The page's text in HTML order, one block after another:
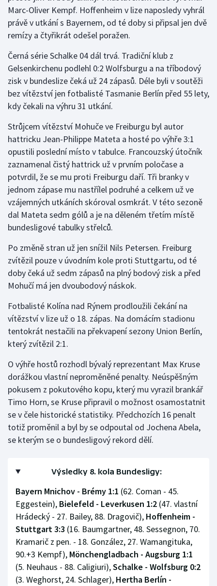
Marc-Oliver Kempf. Hoffenheim v lize naposledy vyhrál
právě v utkání s Bayernem, od té doby si připsal jen dvě
remízy a čtyřikrát odešel poražen.
Černá série Schalke 04 dál trvá. Tradiční klub z
Gelsenkirchenu podlehl 0:2 Wolfsburgu a na tříbodový
zisk v bundeslize čeká už 24 zápasů. Déle byli v soutěži
bez vítězství jen fotbalisté Tasmanie Berlín před 55 lety,
kdy čekali na výhru 31 utkání.
Strůjcem vítězství Mohuče ve Freiburgu byl autor
hattricku Jean-Philippe Mateta a hosté po výhře 3:1
opustili poslední místo v tabulce. Francouzský útočník
zaznamenal čistý hattrick už v prvním poločase a
potvrdil, že se mu proti Freiburgu daří. Tři branky v
jednom zápase mu nastřílel podruhé a celkem už ve
vzájemných utkáních skóroval osmkrát. V této sezoně
dal Mateta sedm gólů a je na děleném třetím místě
bundesligové tabulky střelců.
Po změně stran už jen snížil Nils Petersen. Freiburg
zvítězil pouze v úvodním kole proti Stuttgartu, od té
doby čeká už sedm zápasů na plný bodový zisk a před
Mohučí má jen dvoubodový náskok.
Fotbalisté Kolína nad Rýnem prodloužili čekání na
vítězství v lize už o 18. zápas. Na domácím stadionu
tentokrát nestačili na překvapení sezony Union Berlín,
který zvítězil 2:1.
O výhře hostů rozhodl bývalý reprezentant Max Kruse
dorážkou vlastní neproměněné penalty. Neúspěšným
pokusem z pokutového kopu, který mu vyrazil brankář
Timo Horn, se Kruse připravil o možnost osamostatnit
se v čele historické statistiky. Předchozích 16 penalt
totiž proměnil a byl by se odpoutal od Jochena Abela,
se kterým se o bundesligový rekord dělí.
Výsledky 8. kola Bundesligy:
Bayern Mnichov - Brémy 1:1 (62. Coman - 45.
Eggestein), Bielefeld - Leverkusen 1:2 (47. vlastní
Hrádecký - 27. Bailey, 88. Dragovič), Hoffenheim -
Stuttgart 3:3 (16. Baumgartner, 48. Sessegnon, 70.
Kramarič z pen. - 18. González, 27. Wamangituka,
90.+3 Kempf), Mönchengladbach - Augsburg 1:1
(5. Neuhaus - 88. Caligiuri),Schalke - Wolfsburg 0:2
(3. Weghorst, 24. Schlager), Hertha Berlín -